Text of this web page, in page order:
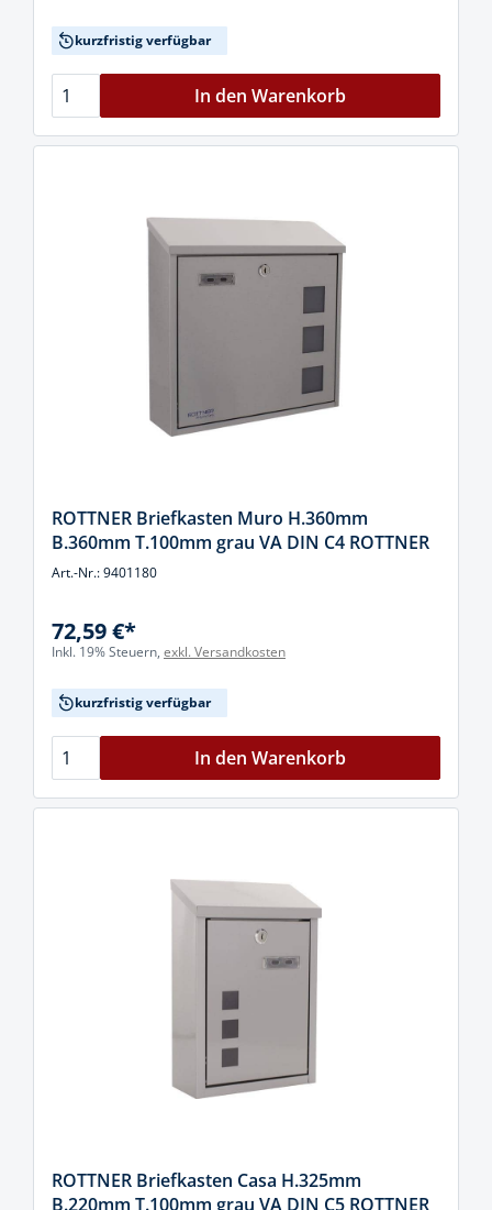
kurzfristig verfügbar
In den Warenkorb
ROTTNER Briefkasten Muro H.360mm
B.360mm T.100mm grau VA DIN C4 ROTTNER
Art.-Nr.: 9401180
72,59 €*
Inkl. 19% Steuern, exkl. Versandkosten
kurzfristig verfügbar
In den Warenkorb
ROTTNER Briefkasten Casa H.325mm
B.220mm T.100mm grau VA DIN C5 ROTTNER